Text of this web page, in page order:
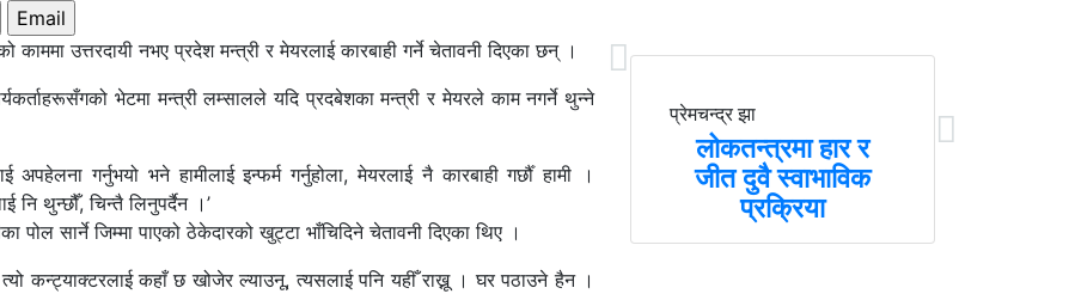
Email
उत्तरदायी नभए प्रदेश मन्त्री र मेयरलाई कारबाही गर्ने चेतावनी दिएका छन् ।
भेटमा मन्त्री लम्सालले यदि प्रदबेशका मन्त्री र मेयरले काम नगर्ने थुन्ने
गर्नुभयो भने हामीलाई इन्फर्म गर्नुहोला, मेयरलाई नै कारबाही गर्छौँ हामी ।
नि थुन्छौँ, चिन्तै लिनुपर्दैन ।’
सार्ने जिम्मा पाएको ठेकेदारको खुट्टा भाँचिदिने चेतावनी दिएका थिए ।
कन्ट्याक्टरलाई कहाँ छ खोजेर ल्याउनू, त्यसलाई पनि यहीँ राख्नू । घर पठाउने हैन ।
प्रेमचन्द्र झा
लोकतन्त्रमा हार र
जीत दुवै स्वाभाविक
प्रक्रिया